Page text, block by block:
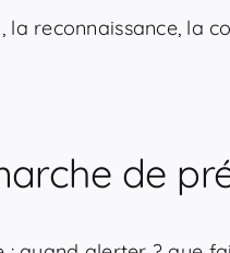
reconnaissance, la
de